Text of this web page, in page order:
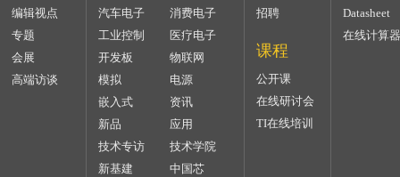
编辑视点
专题
会展
高端访谈
汽车电子
消费电子
工业控制
医疗电子
开发板
物联网
模拟
电源
嵌入式
资讯
新品
应用
技术专访
技术学院
新基建
中国芯
招聘
课程
公开课
在线研讨会
TI在线培训
Datasheet
在线计算器